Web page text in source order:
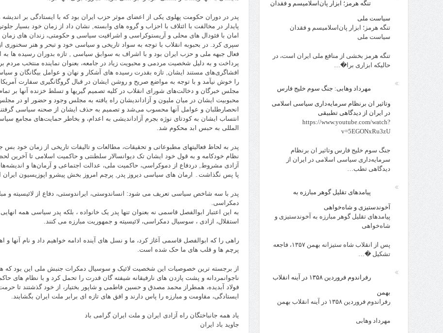
پدر در دوران حکومت پهلوی یکی از اعضای موثر حزب ایران بود که با ایستادگی بر
پایدار در مخالفت با ائتلاف با احزاب و گروه های وابسته, نشان داد از زمان خود بسیار
امان با فئودال های محلی و آریستوکراسی و اشرافیت سیاسی و حکومتی، زندان های زمان
سپری کرد. در بحبوبه انقلاب با توجه به سواد تاریخی و سیاسی خود و تبحر و هنر
فعال جبهه ملی و حزب ایران بود و با اشراف به سوابق سیاسی , تازه بدوران رسیده ها به
پرداخت و به دلیل شخصیت مردمی و محبویت زیاد در جامعه، بعنوان نماینده منتخب مردم
افشاگری‌های مستند ایشان, تازه بقدرت رسیده های آشکار و نهان و عوامل بیگانگان و
را خوش نیآمد و با توجه به مواضع صریح و روشن ایشان در قبال گروگانگیری سفارت آمریکا
مجلس خبرگان و دخالت‌های شورای انقلاب در کلیه تصمیم گیریها و تسلط خزنده آنها بر
محبوبیت ایشان در میان ملیون و آزاداندیشان راه یافته به مجلس وجود و حضور او در
انحصارطلبان و عوامل آنها محسوب می‌شد و تصمیم به حذف ایشان از صحنه سیاسی
انتساب ایشان به کودتای نوژه بجرم آزاداندیشی به اعدام، و بخاطر حمایت‌های مجامع
المللی به حبس ابد محکوم شد.
پدر به لحاظ فعالیتهای مطبوعاتی و تحقیقات، مطالعات و تالیفات تاریخی از زمان خود بس
نظام خودکامه و به قول خود ایشان تک دیوانسالار سلطنتی و حاکمیت اسلامی تا آخرین
آزادی مشروط, دردفاع از دموکراسی، حاکمیت ملی، عدالت اجتماعی و آرمان‌ها و
پا پس نگذاشت۔ ارمان های سیاسی دیروز پدر, پرچم امروز بخش پیشرو اپوزیسیون
پدر با سه شاخص سیاسی تعریف می شود: انساندوستی، ایراندوستی، دفاع از لائیسیته و
دمکراسی.
به این اعتبار ابوالفصل قاسمی نه بعنوان تنها پدر یک خانواده ، بلکه پدر سیاسی همه
استقلال، ازادی ، سوسیال دمکراسی، لائیسیته و جمهوریت مبارزه می کنند.
راهی را که ابوالفصل قاسمی آغاز کرد، ما و نسل های آینده ادامه خواهیم داد و نام آنها و
پرچم ها و قلب های ما حک شده است.
از برجسته ترین خصوصیات این شخصیت لائیک و سوسیال دمکرات جنبش ملی این بود که
ناجوانمردانه و پشت پازدن های نارفیقانه شیفته گان قدرت را تحمل کرد و با نظام های
فولاد آبدیده، همطراز محمد مصدق و حسین فاطمی و شاپور بختیار، از خود گذشتند تا
ایستادگی، مقاومت و مبارزه را پاس دارند و افق های تازه ای برابر ملت ایران بگشایند.
یاد همه جانباختگان راه آزادی ایران و ملت ایران گرامی باد
جاوید باد ایران
تنگه هرمز؛ ابزار پان‌اسلامیسم و فقدان
سیاست ملی
تنگه هرمز؛ ابزار پان‌اسلامیسم و فقدان
سیاست ملی
تنگه هرمز بخشی از منافع ملی ایران است، در
حالیکه ابزاری برا�…
مهرداد وهابی: جنگ سوم خلیج فارس
وتاثیر ان برنظام سرمایه‌داری سیاسی اسلامی
در ایران از دیدگاهی تطبیقی
https://www.youtube.com/watch?
v=5EGONxRu3zU
جنگ سوم خلیج فارس وتاثیر ان برنظام
سرمایه‌داری سیاسی اسلامی در ایران از
دیدگاهی تطب…
پیامدهای تقلیل گوهر مبارزه به
آخوندستیزی و شاه‌خواهی
پیامدهای تقلیل گوهر مبارزه به آخوندستیزی و
شاه‌خواهی
پس از انقلاب شاه ستیزانه بهمن ۱۳۵۷، فاجعه
تشکیل �…
رفراندوم فروردین ۱۳۵۸ در آینه انقلاب
بهمن
رفراندوم فروردین ۱۳۵۸ در آینه انقلاب بهمن
مهرداد وهابی